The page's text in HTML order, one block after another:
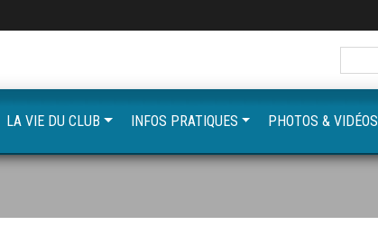
LA VIE DU CLUB INFOS PRATIQUES PHOTOS & VIDÉOS